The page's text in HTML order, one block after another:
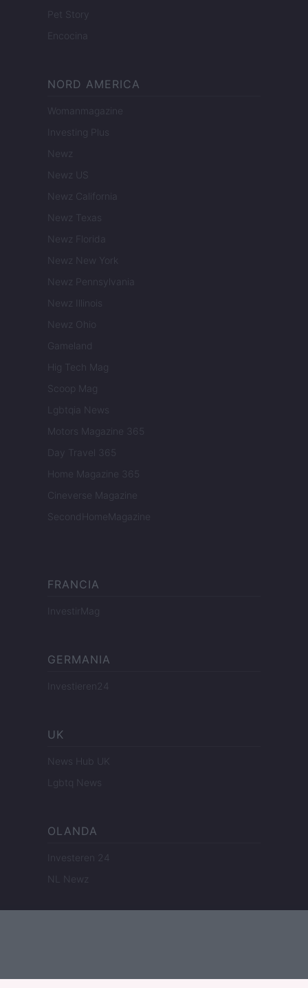
Pet Story
Encocina
NORD AMERICA
Womanmagazine
Investing Plus
Newz
Newz US
Newz California
Newz Texas
Newz Florida
Newz New York
Newz Pennsylvania
Newz Illinois
Newz Ohio
Gameland
Hig Tech Mag
Scoop Mag
Lgbtqia News
Motors Magazine 365
Day Travel 365
Home Magazine 365
Cineverse Magazine
SecondHomeMagazine
FRANCIA
InvestirMag
GERMANIA
Investieren24
UK
News Hub UK
Lgbtq News
OLANDA
Investeren 24
NL Newz